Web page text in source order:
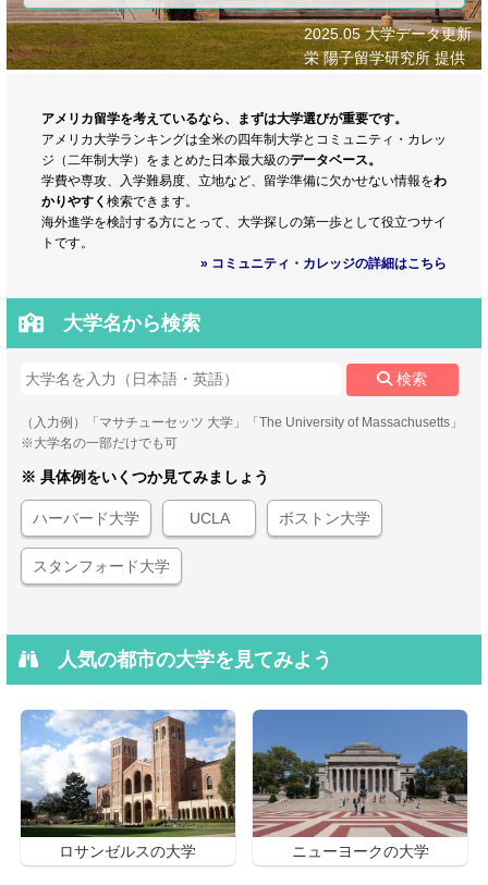
2025.05 大学データ更新
栄 陽子留学研究所 提供
アメリカ留学を考えているなら、まずは大学選びが重要です。
アメリカ大学ランキングは全米の四年制大学とコミュニティ・カレッ
ジ（二年制大学）をまとめた日本最大級のデータベース。
学費や専攻、入学難易度、立地など、留学準備に欠かせない情報をわ
かりやすく 検索できます。
海外進学を検討する方にとって、大学探しの第一歩として役立つサイ
トです。
» コミュニティ・カレッジの詳細はこちら
大学名から検索
検索
（入力例）「マサチューセッツ 大学」「The University of Massachusetts」
※大学名の一部だけでも可
※ 具体例をいくつか見てみましょう
ハーバード大学 UCLA ボストン大学
スタンフォード大学
人気の都市の大学を見てみよう
ロサンゼルスの大学 ニューヨークの大学